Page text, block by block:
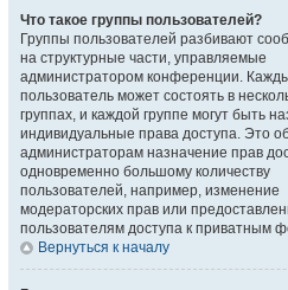
Что такое группы пользователей?
Группы пользователей разбивают
на структурные части, управляемые
администратором конференции.
пользователь может состоять в
группах, и каждой группе могут быть
индивидуальные права доступа. Это
администраторам назначение прав
одновременно большому количеству
пользователей, например, изменение
модераторских прав или
пользователям доступа к приватным
Вернуться к началу